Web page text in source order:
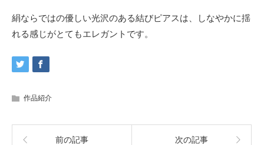
絹ならではの優しい光沢のある結びピアスは、しなやかに揺
れる感じがとてもエレガントです。
作品紹介
前の記事 次の記事